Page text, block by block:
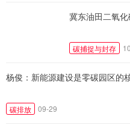
冀东油田二氧
碳捕捉与封存
杨俊：新能源建设是零碳园区的
碳排放 09-29